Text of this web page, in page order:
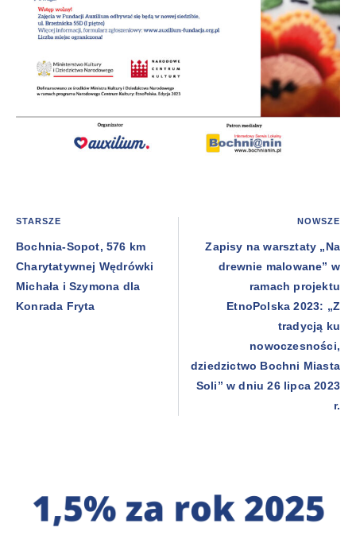
STARSZE
Bochnia-Sopot, 576 km
Charytatywnej Wędrówki
Michała i Szymona dla
Konrada Fryta
NOWSZE
Zapisy na warsztaty „Na
drewnie malowane” w
ramach projektu
EtnoPolska 2023: „Z
tradycją ku
nowoczesności,
dziedzictwo Bochni Miasta
Soli” w dniu 26 lipca 2023
r.